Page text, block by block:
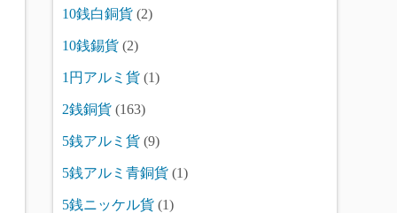
10銭白銅貨 (2)
10銭錫貨 (2)
1円アルミ貨 (1)
2銭銅貨 (163)
5銭アルミ貨 (9)
5銭アルミ青銅貨 (1)
5銭ニッケル貨 (1)